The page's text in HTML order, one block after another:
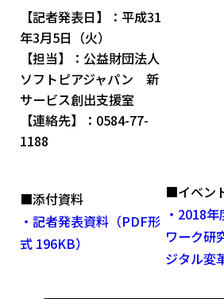
【記者発表日】：平成31
年3月5日（火）
【担当】：公益財団法人
ソフトピアジャパン 新
サービス創出支援室
【連絡先】：0584-77-
1188
■添付資料
・記者発表資料（PDF形
式 196KB）
■イベン
・2018
ワーク研
ジタル変